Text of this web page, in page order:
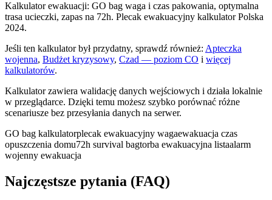
Kalkulator ewakuacji: GO bag waga i czas pakowania, optymalna
trasa ucieczki, zapas na 72h. Plecak ewakuacyjny kalkulator Polska
2024.
Jeśli ten kalkulator był przydatny, sprawdź również: Apteczka
wojenna, Budżet kryzysowy, Czad — poziom CO i więcej
kalkulatorów.
Kalkulator zawiera walidację danych wejściowych i działa lokalnie
w przeglądarce. Dzięki temu możesz szybko porównać różne
scenariusze bez przesyłania danych na serwer.
GO bag kalkulatorplecak ewakuacyjny wagaewakuacja czas
opuszczenia domu72h survival bagtorba ewakuacyjna listaalarm
wojenny ewakuacja
Najczęstsze pytania (FAQ)